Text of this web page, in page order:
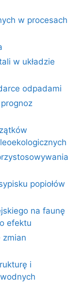
w procesach
w układzie
odpadami
popiołów
na faunę
efektu
zmian
i